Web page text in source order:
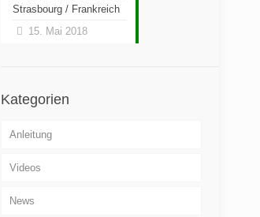
Strasbourg / Frankreich
15. Mai 2018
Kategorien
Anleitung
Videos
News